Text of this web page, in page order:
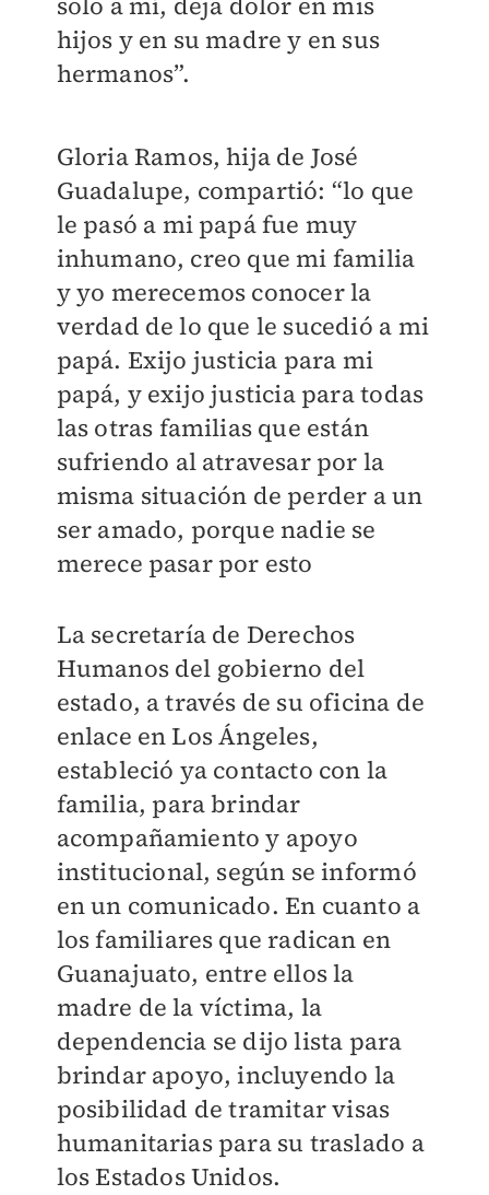
hijos y en su madre y en sus
hermanos”.
Gloria Ramos, hija de José
Guadalupe, compartió: “lo que
le pasó a mi papá fue muy
inhumano, creo que mi familia
y yo merecemos conocer la
verdad de lo que le sucedió a mi
papá. Exijo justicia para mi
papá, y exijo justicia para todas
las otras familias que están
sufriendo al atravesar por la
misma situación de perder a un
ser amado, porque nadie se
merece pasar por esto
La secretaría de Derechos
Humanos del gobierno del
estado, a través de su oficina de
enlace en Los Ángeles,
estableció ya contacto con la
familia, para brindar
acompañamiento y apoyo
institucional, según se informó
en un comunicado. En cuanto a
los familiares que radican en
Guanajuato, entre ellos la
madre de la víctima, la
dependencia se dijo lista para
brindar apoyo, incluyendo la
posibilidad de tramitar visas
humanitarias para su traslado a
los Estados Unidos.